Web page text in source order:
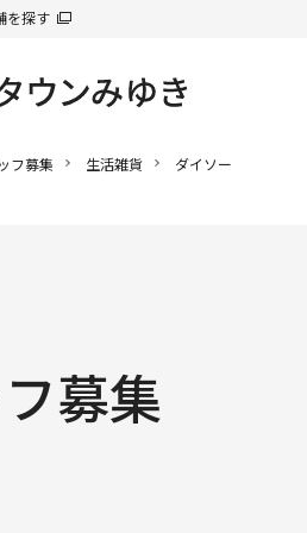
を探す
フ募集 生活雑貨 ダイソー
募集